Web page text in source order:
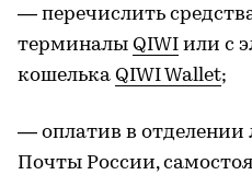
— перечислить
терминалы QIWI или с
кошелька QIWI Wallet;
— оплатив в отделении
Почты России,